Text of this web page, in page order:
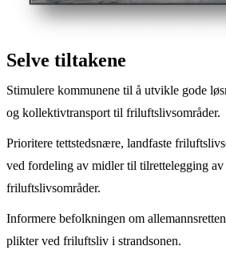
Selve tiltakene
Stimulere kommunene til å utvikle gode
og kollektivtransport til friluftslivsområder.
Prioritere tettstedsnære, landfaste
ved fordeling av midler til tilrettelegging av
friluftslivsområder.
Informere befolkningen om
plikter ved friluftsliv i strandsonen.